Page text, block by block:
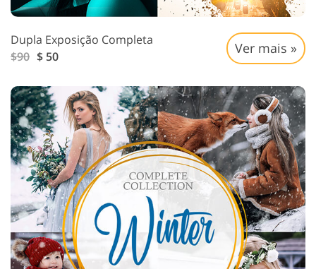
Dupla Exposição Completa
$90 $ 50
Ver mais »